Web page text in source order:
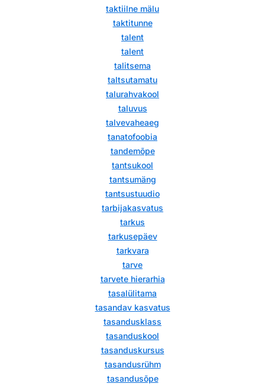
taktiilne mälu
taktitunne
talent
talent
talitsema
taltsutamatu
talurahvakool
taluvus
talvevaheaeg
tanatofoobia
tandemõpe
tantsukool
tantsumäng
tantsustuudio
tarbijakasvatus
tarkus
tarkusepäev
tarkvara
tarve
tarvete hierarhia
tasalülitama
tasandav kasvatus
tasandusklass
tasanduskool
tasanduskursus
tasandusrühm
tasandusõpe